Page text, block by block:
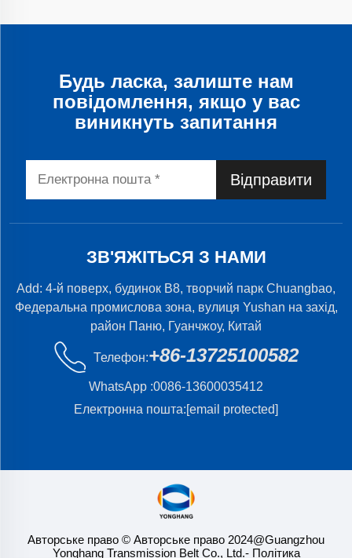
Будь ласка, залиште нам
повідомлення, якщо у вас
виникнуть запитання
Відправити
ЗВ'ЯЖІТЬСЯ З НАМИ
Add: 4-й поверх, будинок B8, творчий парк Chuangbao,
Федеральна промислова зона, вулиця Yushan на захід,
район Паню, Гуанчжоу, Китай
Телефон:+86-13725100582
WhatsApp :0086-13600035412
Електронна пошта:[email protected]
Авторське право © Авторське право 2024@Guangzhou
Yonghang Transmission Belt Co., Ltd.- Політика